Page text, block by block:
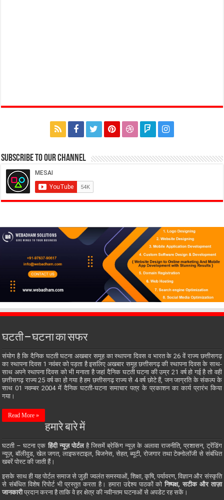
Subscribe to our Channel
घटती – घटना का सफर
संयोग है कि दैनिक घटती घटना अखबार समूह का स्थापना दिवस व भारत के 26 वें राज्य छत्तीसगढ़
का स्थापना दिवस 1 नवंबर को पड़ता है इसलिए अखबार समूह छत्तीसगढ़ की स्थापना दिवस के साथ-
साथ अपने स्थापना दिवस को भी मनाता है जहां दैनिक घटती घटना की उम्र 21 वर्ष हो गई है तो वही
छत्तीसगढ़ राज्य 25 वर्ष का हो गया है हम छत्तीसगढ़ राज्य से 4 वर्ष छोटे हैं, जन जाग्रति के संकल्प के
साथ 01 नवम्बर 2004 में दैनिक घटती-घटना समाचार पत्र के प्रकाशन का कार्य प्रारंभ किया
गया।
Read More »
हमारे बारे में
घटती – घटना एक हिंदी न्यूज़ पोर्टलहै जिसमें ब्रेकिंग न्यूज़ के अलावा राजनीति, प्रशासन, ट्रेंडिंग
न्यूज़, बॉलीवुड, खेल जगत, लाइफस्टाइल, बिजनेस, सेहत, ब्यूटी, रोजगार तथा टेक्नोलॉजी से संबंधित
खबरें पोस्ट की जाती हैं।
इसके साथ ही यह पोर्टल समाज से जुड़ी ज्वलंत समस्याओं, शिक्षा, कृषि, पर्यावरण, विज्ञान और संस्कृति
से संबंधित विशेष रिपोर्ट भी प्रस्तुत करता है। हमारा उद्देश्य पाठकों कोनिष्पक्ष, सटीक और ताज़ा
जानकारीप्रदान करना है ताकि वे हर क्षेत्र की नवीनतम घटनाओं से अपडेट रह सकें।